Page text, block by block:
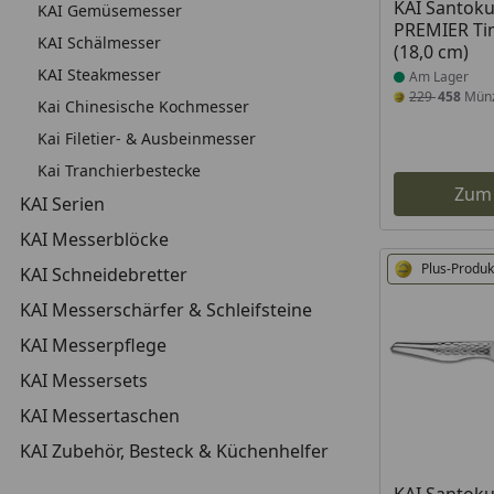
KAI Gemüsemesser
KAI Schälmesser
KAI Steakmesser
Kai Chinesische Kochmesser
Kai Filetier- & Ausbeinmesser
Kai Tranchierbestecke
KAI Serien
KAI Messerblöcke
KAI Schneidebretter
KAI Messerschärfer & Schleifsteine
KAI Messerpflege
KAI Messersets
KAI Messertaschen
KAI Zubehör, Besteck & Küchenhelfer
KAI
PREMIER
(18,0 cm)
Am Lager
229458
Plus-